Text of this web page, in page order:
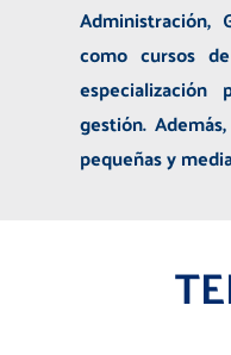
Administración,
como cursos
gestión.
pequeñas y